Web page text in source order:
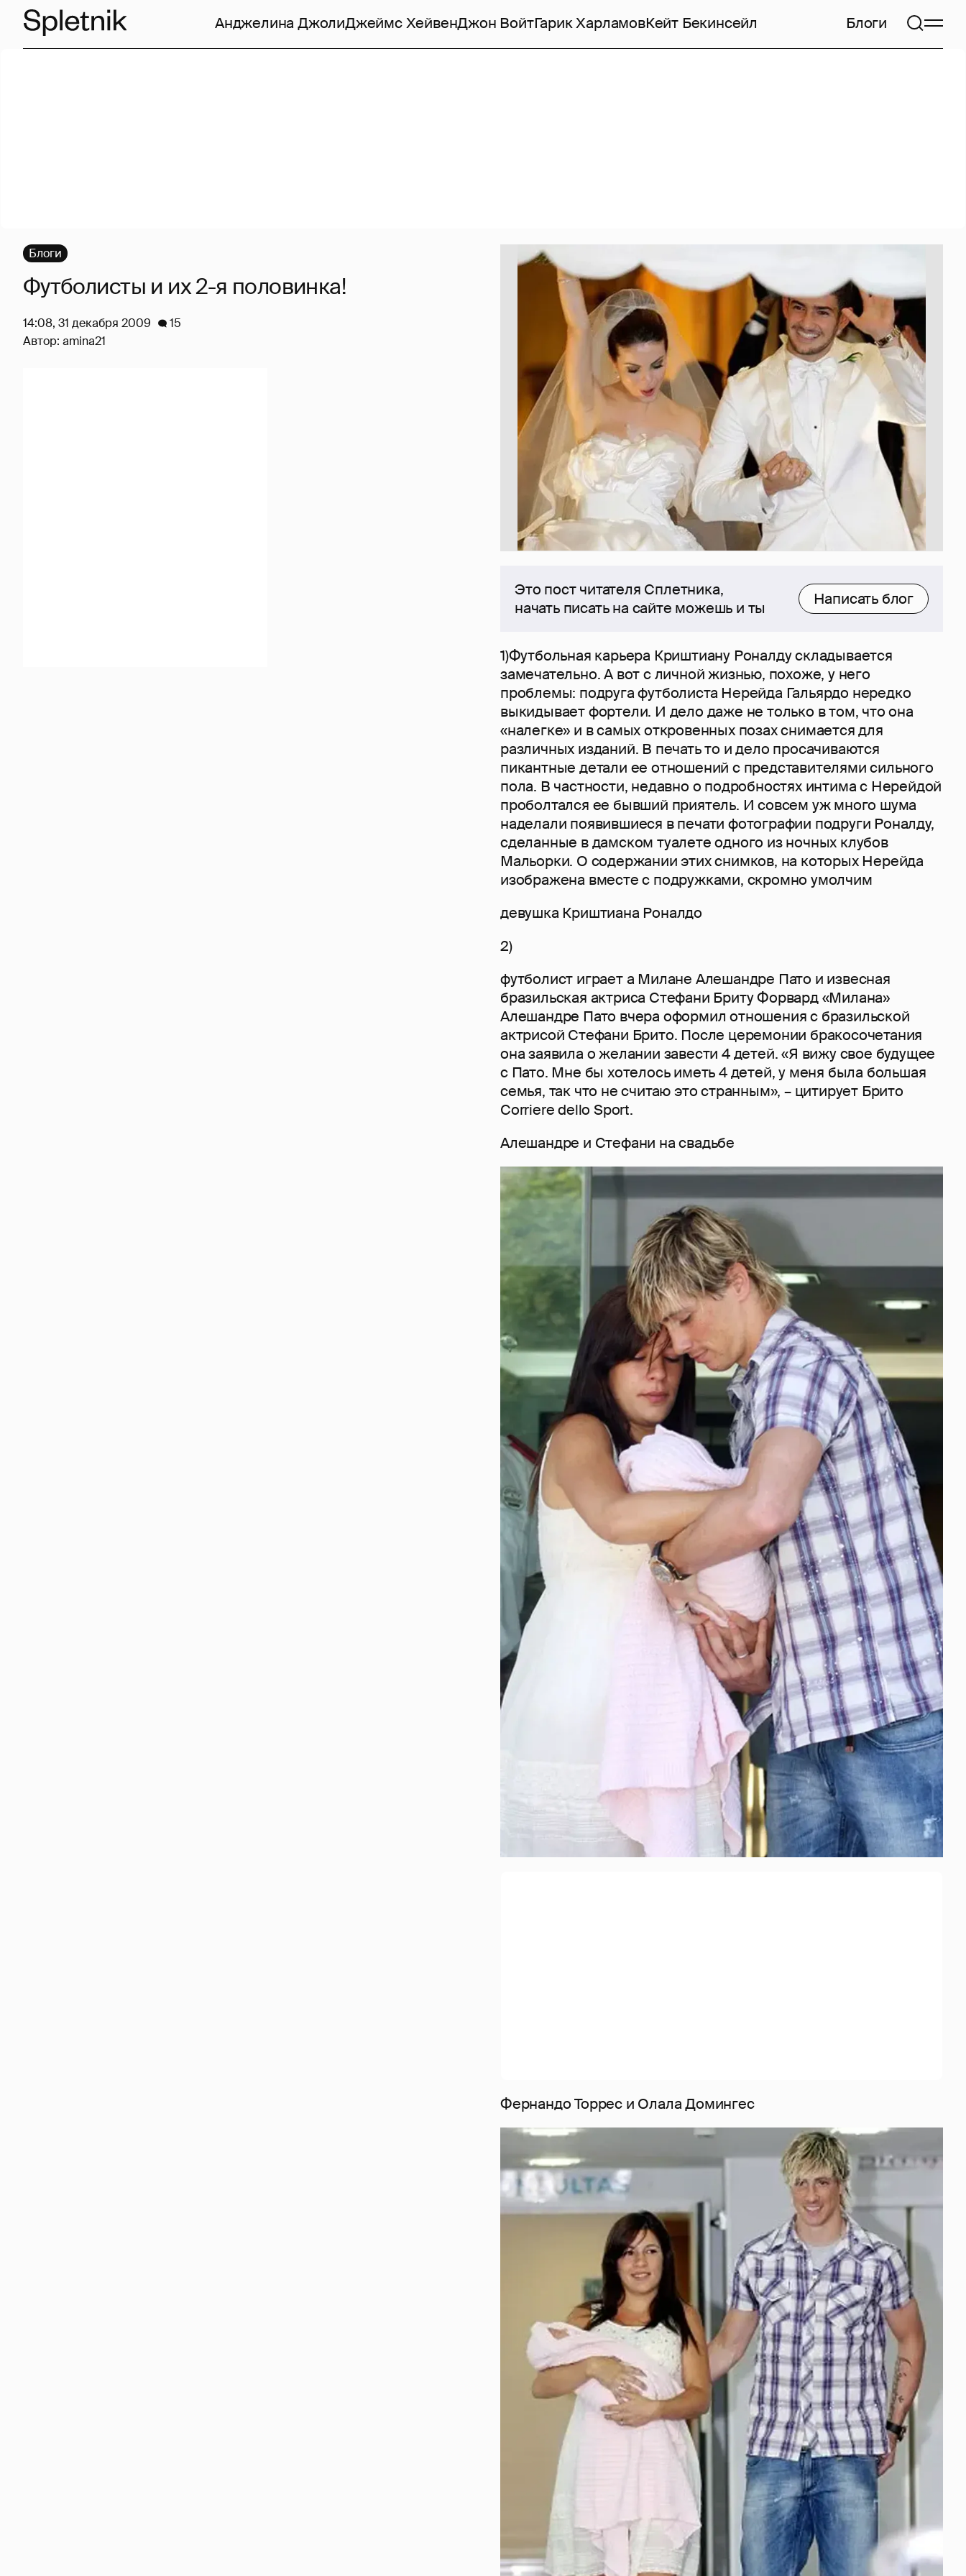
Анджелина ДжолиДжеймс ХейвенДжон ВойтГарик ХарламовКейт Бекинсейл Блоги
Это пост читателя Сплетника,
начать писать на сайте можешь и ты
Написать блог
1)Футбольная карьера Криштиану Роналду складывается
замечательно. А вот с личной жизнью, похоже, у него
проблемы: подруга футболиста Нерейда Гальярдо нередко
выкидывает фортели. И дело даже не только в том, что она
«налегке» и в самых откровенных позах снимается для
различных изданий. В печать то и дело просачиваются
пикантные детали ее отношений с представителями сильного
пола. В частности, недавно о подробностях интима с Нерейдой
проболтался ее бывший приятель. И совсем уж много шума
наделали появившиеся в печати фотографии подруги Роналду,
сделанные в дамском туалете одного из ночных клубов
Мальорки. О содержании этих снимков, на которых Нерейда
изображена вместе с подружками, скромно умолчим
девушка Криштиана Роналдо
2)
футболист играет а Милане Алешандре Пато и извесная
бразильская актриса Стефани Бриту Форвард «Милана»
Алешандре Пато вчера оформил отношения с бразильской
актрисой Стефани Брито. После церемонии бракосочетания
она заявила о желании завести 4 детей. «Я вижу свое будущее
с Пато. Мне бы хотелось иметь 4 детей, у меня была большая
семья, так что не считаю это странным», – цитирует Брито
Corriere dello Sport.
Алешандре и Стефани на свадьбе
Фернандо Торрес и Олала Домингес
Блоги
Футболисты и их 2-я половинка!
14:08, 31 декабря 2009
15
Автор: amina21